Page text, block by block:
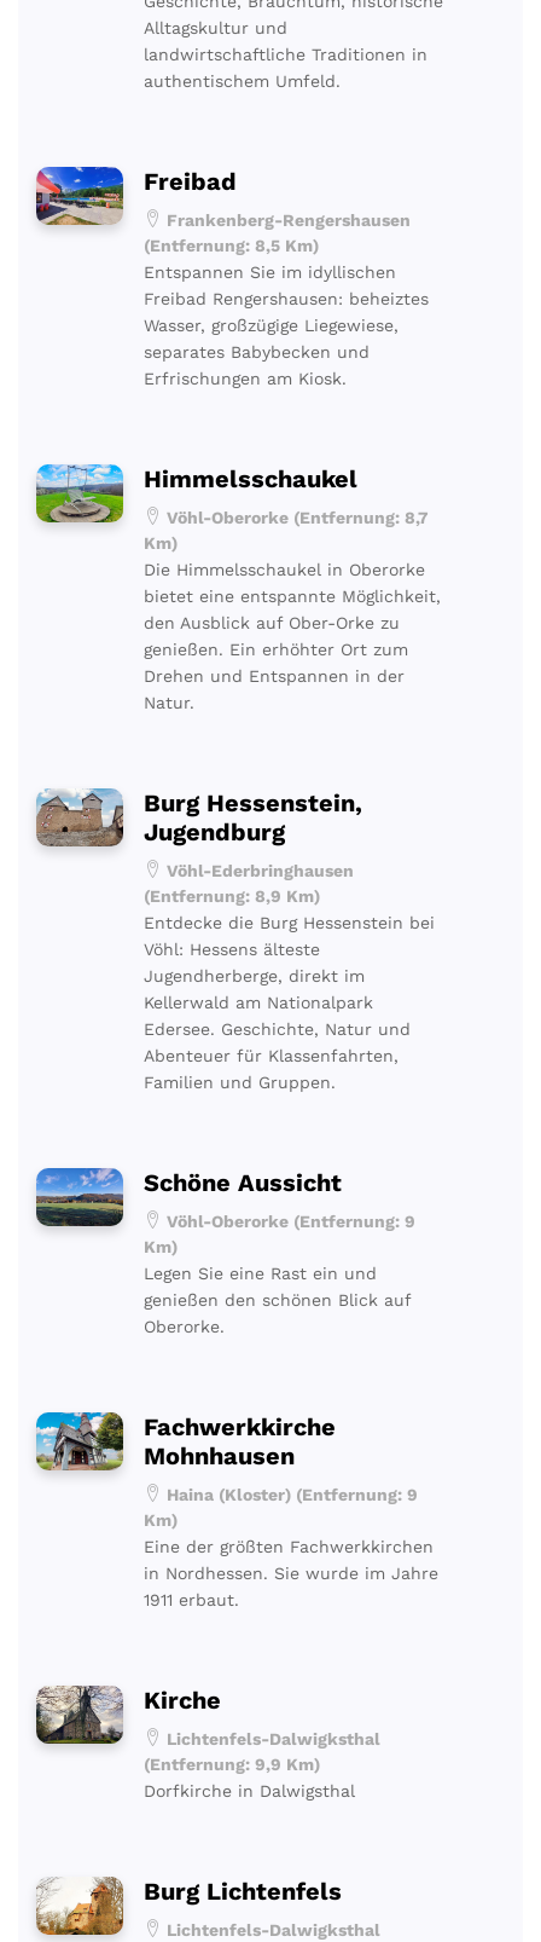
Alltagskultur und
landwirtschaftliche Traditionen in
authentischem Umfeld.
Freibad
Frankenberg-Rengershausen
(Entfernung: 8,5 Km)
Entspannen Sie im idyllischen
Freibad Rengershausen: beheiztes
Wasser, großzügige Liegewiese,
separates Babybecken und
Erfrischungen am Kiosk.
Himmelsschaukel
Vöhl-Oberorke (Entfernung: 8,7
Km)
Die Himmelsschaukel in Oberorke
bietet eine entspannte Möglichkeit,
den Ausblick auf Ober-Orke zu
genießen. Ein erhöhter Ort zum
Drehen und Entspannen in der
Natur.
Burg Hessenstein,
Jugendburg
Vöhl-Ederbringhausen
(Entfernung: 8,9 Km)
Entdecke die Burg Hessenstein bei
Vöhl: Hessens älteste
Jugendherberge, direkt im
Kellerwald am Nationalpark
Edersee. Geschichte, Natur und
Abenteuer für Klassenfahrten,
Familien und Gruppen.
Schöne Aussicht
Vöhl-Oberorke (Entfernung: 9
Km)
Legen Sie eine Rast ein und
genießen den schönen Blick auf
Oberorke.
Fachwerkkirche
Mohnhausen
Haina (Kloster) (Entfernung: 9
Km)
Eine der größten Fachwerkkirchen
in Nordhessen. Sie wurde im Jahre
1911 erbaut.
Kirche
Lichtenfels-Dalwigksthal
(Entfernung: 9,9 Km)
Dorfkirche in Dalwigsthal
Burg Lichtenfels
Lichtenfels-Dalwigksthal